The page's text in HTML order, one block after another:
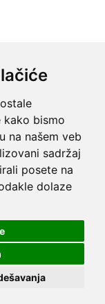
kako bismo
na našem veb
sadržaj
posete na
dolaze